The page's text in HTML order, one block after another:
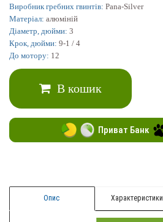
Виробник гребних гвинтів: Pana-Silver
Матеріал: алюміній
Діаметр, дюйми: 3
Крок, дюйми: 9-1 / 4
До мотору: 12
В кошик
Приват Банк
Опис Характеристики